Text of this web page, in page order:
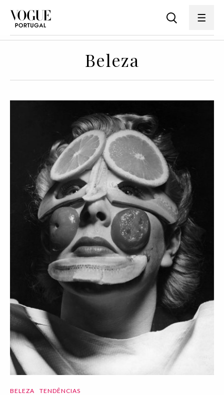
Beleza
BELEZA TENDÊNCIAS